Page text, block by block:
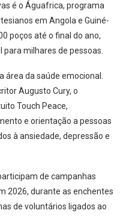
é o Águafrica, programa
em Angola e Guiné-
poços até o final do ano,
milhares de pessoas.
da saúde emocional.
Augusto Cury, o
Touch Peace,
e orientação a pessoas
à ansiedade, depressão e
de campanhas
2026, durante as enchentes
de voluntários ligados ao